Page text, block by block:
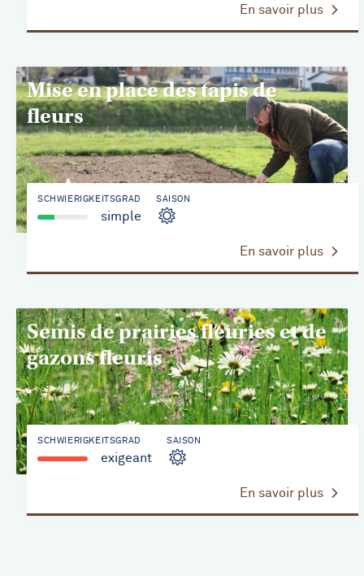
En savoir plus
Mise en place des tapis de
fleurs
SCHWIERIGKEITSGRAD
simple
SAISON
En savoir plus
Semis de prairies fleuries et de
gazons fleuris
SCHWIERIGKEITSGRAD
exigeant
SAISON
En savoir plus